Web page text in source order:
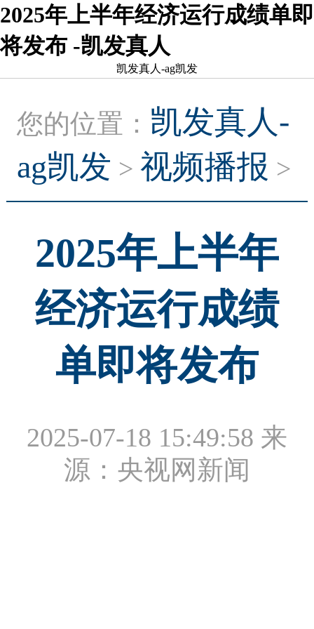
2025年上半年经济运行成绩单即
将发布 -凯发真人
凯发真人-ag凯发
您的位置： 凯发真人-
ag凯发 >视频播报 >
2025年上半年
经济运行成绩
单即将发布
2025-07-18 15:49:58 来
源：央视网新闻